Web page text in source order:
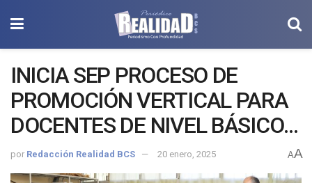
INICIA SEP PROCESO DE
PROMOCIÓN VERTICAL PARA
DOCENTES DE NIVEL BÁSICO
2025-2026
por Redacción Realidad BCS 20 enero, 2025 AA